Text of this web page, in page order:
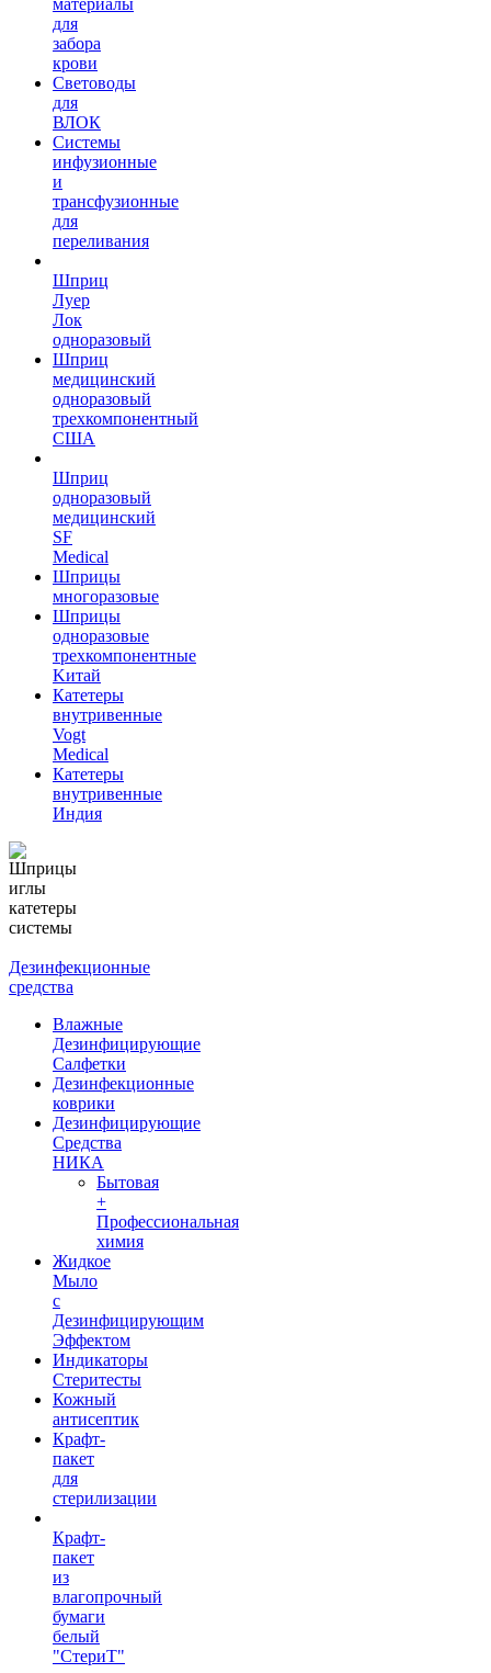
для
забора
крови
Световоды
для
ВЛОК
Системы
инфузионные
и
трансфузионные
для
переливания
Шприц
Луер
Лок
одноразовый
Шприц
медицинский
одноразовый
трехкомпонентный
США
Шприц
одноразовый
медицинский
SF
Medical
Шприцы
многоразовые
Шприцы
одноразовые
трехкомпонентные
Kитай
Катетеры
внутривенные
Vogt
Medical
Катетеры
внутривенные
Индия
Дезинфекционные
средства
Влажные
Дезинфицирующие
Салфетки
Дезинфекционные
коврики
Дезинфицирующие
Средства
НИКА
Бытовая
+
Профессиональная
химия
Жидкое
Мыло
с
Дезинфицирующим
Эффектом
Индикаторы
Стеритесты
Кожный
антисептик
Крафт-
пакет
для
стерилизации
Крафт-
пакет
из
влагопрочный
бумаги
белый
"СтериТ"